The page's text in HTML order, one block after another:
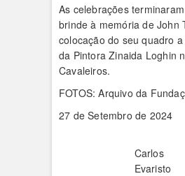
As celebrações
brinde à memória de John
colocação do seu quadro
da Pintora Zinaida Loghin
Cavaleiros.
FOTOS: Arquivo da
27 de Setembro de 2024
Carlos
Evaristo